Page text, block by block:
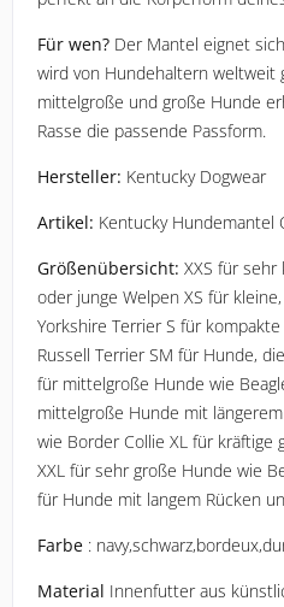
Für wen? Der Mantel eignet
wird von Hundehaltern weltweit
mittelgroße und große Hunde
Rasse die passende Passform.
Hersteller: Kentucky Dogwear
Artikel: Kentucky Hundemantel
Größenübersicht: XXS für
oder junge Welpen XS für
Yorkshire Terrier S für
Russell Terrier SM für Hunde,
für mittelgroße Hunde wie
mittelgroße Hunde mit
wie Border Collie XL für kräftige
XXL für sehr große Hunde wie
für Hunde mit langem Rücken
Farbe :
Material Innenfutter aus